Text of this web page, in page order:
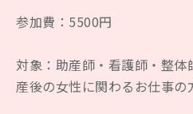
参加費：5500円
対象：助産師・看護師・整
産後の女性に関わるお仕事の